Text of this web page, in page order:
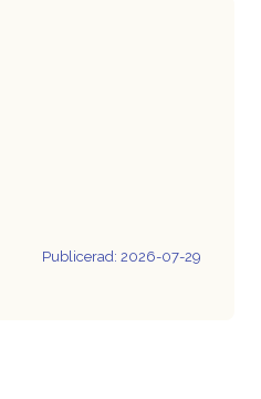
Publicerad: 2026-07-29